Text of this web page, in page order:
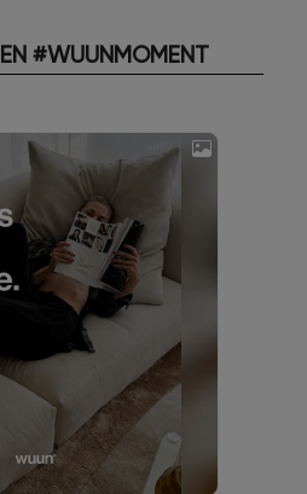
#WUUNMOMENT